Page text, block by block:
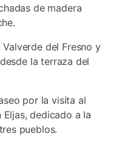
de madera
del Fresno y
la terraza del
por la visita al
dedicado a la
pueblos.